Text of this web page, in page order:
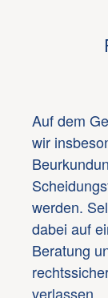
Auf dem
wir
werden.
dabei auf
Beratung
verlassen.